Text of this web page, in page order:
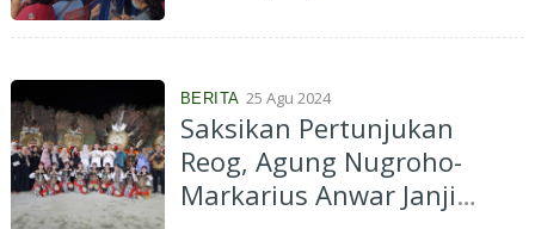
BERITA 25 Agu 2024
Saksikan Pertunjukan
Reog, Agung Nugroho-
Markarius Anwar Janji